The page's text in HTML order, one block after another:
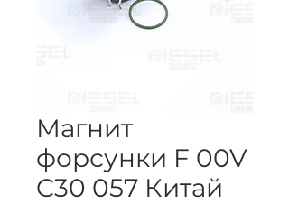
Магнит
форсунки F 00V
C30 057 Китай